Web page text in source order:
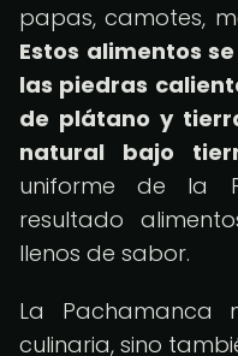
papas, camotes,
Estos alimentos
las piedras
de plátano y
natural bajo
uniforme de la
resultado
llenos de sabor.
La Pachamanca
culinaria, sino